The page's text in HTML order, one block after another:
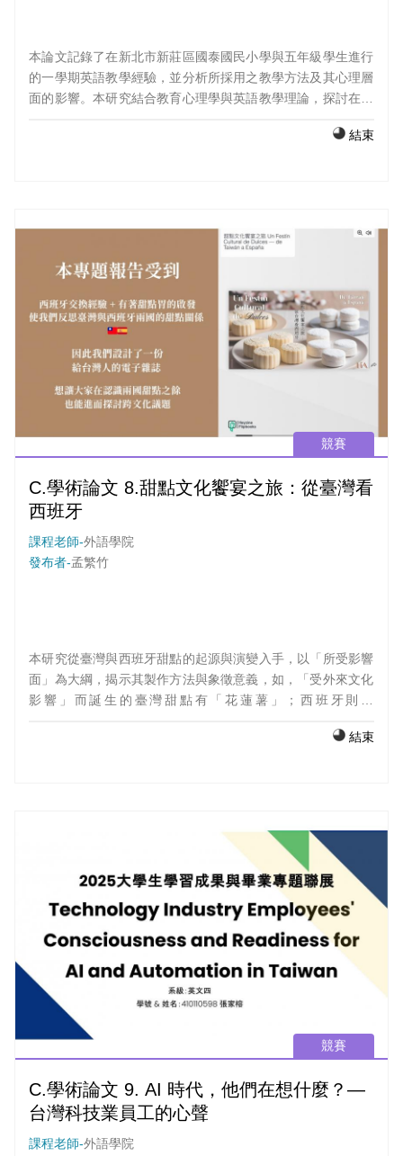
本論文記錄了在新北市新莊區國泰國民小學與五年級學生進行
的一學期英語教學經驗，並分析所採用之教學方法及其心理層
面的影響。本研究結合教育心理學與英語教學理論，探討在小
言）課堂中，如何有效應用聽說教學法、自然教學法與多元智
結束
競賽
C.學術論文 8.甜點文化饗宴之旅：從臺灣看
西班牙
課程老師-外語學院
發布者-孟繁竹
本研究從臺灣與西班牙甜點的起源與演變入手，以「所受影響
面」為大綱，揭示其製作方法與象徵意義，如，「受外來文化
影響」而誕生的臺灣甜點有「花蓮薯」；西班牙則有
了解其在社交功能、享用時段等差異，並分享我們對兩國甜點
結束
競賽
C.學術論文 9. AI 時代，他們在想什麼？—
台灣科技業員工的心聲
課程老師-外語學院